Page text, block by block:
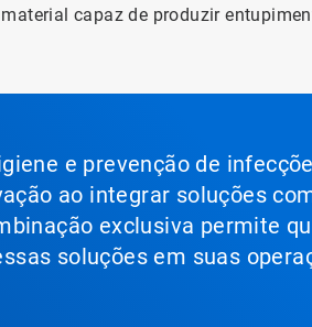
capaz de produzir
e prevenção de
ao integrar soluções
exclusiva permite
soluções em suas